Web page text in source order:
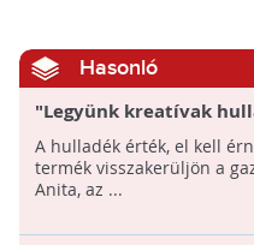
Hasonló
"Legyünk kreatívak
ITM pályázatának
A hulladék érték, el kell
termék visszakerüljön a
Anita, az ...